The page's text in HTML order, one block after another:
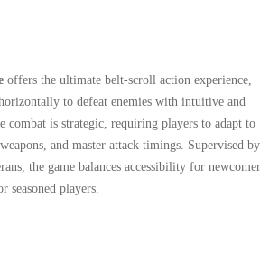
offers the ultimate belt-scroll action experience,
to defeat enemies with intuitive and
combat is strategic, requiring players to adapt to
and master attack timings. Supervised by
the game balances accessibility for
seasoned players.